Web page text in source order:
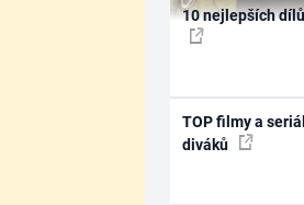
10 nejlepších
TOP filmy a
diváků